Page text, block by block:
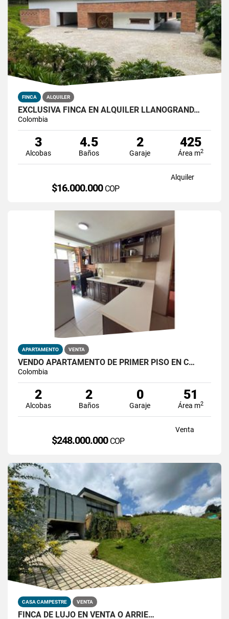
FINCA ALQUILER
EXCLUSIVA FINCA EN ALQUILER LLANOGRAND…
Colombia
3
Alcobas
4.5
Baños
2
Garaje
425
Área m2
Alquiler
$16.000.000 COP
APARTAMENTO VENTA
VENDO APARTAMENTO DE PRIMER PISO EN C…
Colombia
2
Alcobas
2
Baños
0
Garaje
51
Área m2
Venta
$248.000.000 COP
CASA CAMPESTRE VENTA
FINCA DE LUJO EN VENTA O ARRIE…